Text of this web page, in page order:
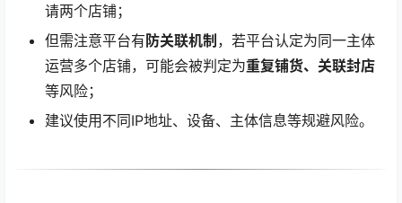
请两个店铺；
但需注意平台有防关联机制，若平台认定为同一主体
运营多个店铺，可能会被判定为重复铺货、关联封店
等风险；
建议使用不同IP地址、设备、主体信息等规避风险。